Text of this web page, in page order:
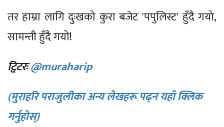
तर हाम्रा लागि दुःखको कुरा बजेट 'पपुलिस्ट' हुँदै गयो,
सामन्ती हुँदै गयो!
ट्विटरः@muraharip
(मुराहरि पराजुलीका अन्य लेखहरू पढ्न यहाँ क्लिक
गर्नुहोस्)